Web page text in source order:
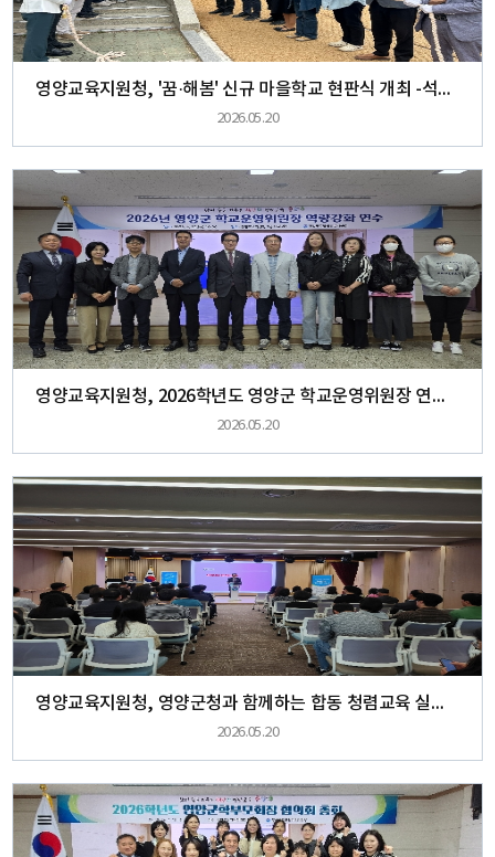
영양교육지원청, '꿈·해봄' 신규 마을학교 현판식 개최 -석보·일월 지역 학생들을 위한 새로운 배움과 돌봄의 공간 마련-
2026.05.20
영양교육지원청, 2026학년도 영양군 학교운영위원장 연수 실시
2026.05.20
영양교육지원청, 영양군청과 함께하는 합동 청렴교육 실시 -영양군 공직자들의 청렴 네트워크 구축-
2026.05.20